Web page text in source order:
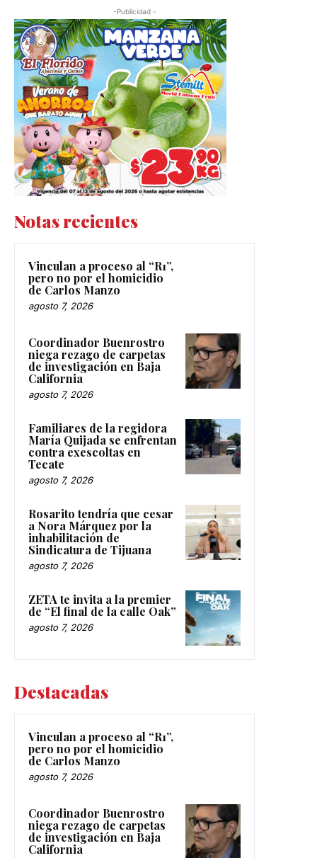
-Publicidad -
Notas recientes
Vinculan a proceso al “R1”,
pero no por el homicidio
de Carlos Manzo
agosto 7, 2026
Coordinador Buenrostro
niega rezago de carpetas
de investigación en Baja
California
agosto 7, 2026
Familiares de la regidora
María Quijada se enfrentan
contra exescoltas en
Tecate
agosto 7, 2026
Rosarito tendría que cesar
a Nora Márquez por la
inhabilitación de
Sindicatura de Tijuana
agosto 7, 2026
ZETA te invita a la premier
de “El final de la calle Oak”
agosto 7, 2026
Destacadas
Vinculan a proceso al “R1”,
pero no por el homicidio
de Carlos Manzo
agosto 7, 2026
Coordinador Buenrostro
niega rezago de carpetas
de investigación en Baja
California